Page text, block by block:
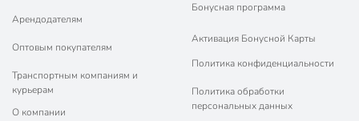
Арендодателям
Оптовым покупателям
Транспортным компаниям и
курьерам
О компании
Бонусная программа
Активация Бонусной Карты
Политика конфиденциальности
Политика обработки
персональных данных